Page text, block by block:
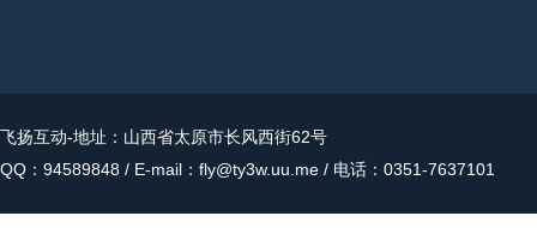
飞扬互动-地址：山西省太原市长风西街62号
QQ：94589848 / E-mail：fly@ty3w.uu.me / 电话：0351-7637101